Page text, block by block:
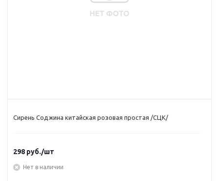
Сирень Соджина китайская розовая простая /СЦК/
298 руб./шт
Нет в наличии